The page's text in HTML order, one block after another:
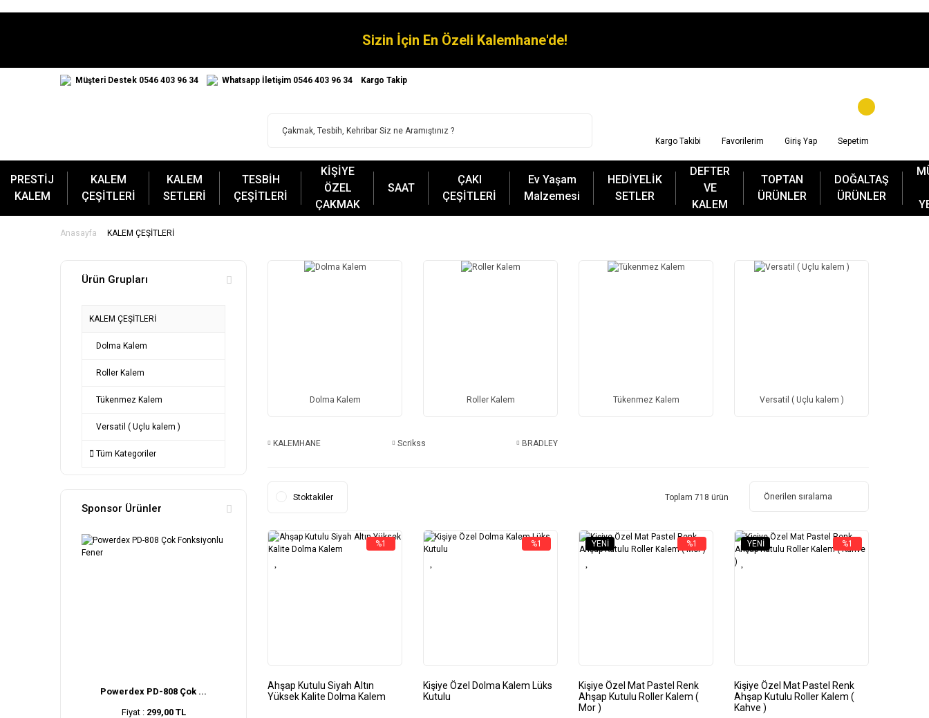
Sizin İçin En Özeli Kalemhane'de!
Müşteri Destek 0546 403 96 34 Whatsapp İletişim 0546 403 96 34 Kargo Takip
Kargo Takibi Favorilerim Giriş Yap Sepetim
PRESTİJ
KALEM
KALEM
ÇEŞİTLERİ
KALEM
SETLERİ
TESBİH
ÇEŞİTLERİ
KİŞİYE
ÖZEL
ÇAKMAK
SAAT
ÇAKI
ÇEŞİTLERİ
Ev Yaşam
Malzemesi
HEDİYELİK
SETLER
DEFTER
VE
KALEM
TOPTAN
ÜRÜNLER
DOĞALTAŞ
ÜRÜNLER
Anasayfa KALEM ÇEŞİTLERİ
Ürün Grupları
KALEM ÇEŞİTLERİ
Dolma Kalem
Roller Kalem
Tükenmez Kalem
Versatil ( Uçlu kalem )
Tüm Kategoriler
Sponsor Ürünler
Powerdex PD-808 Çok ...
Fiyat : 299,00 TL
Dolma Kalem Roller Kalem Tükenmez Kalem Versatil ( Uçlu kalem )
KALEMHANE Scrikss BRADLEY
Stoktakiler Toplam 718 ürün
%1
Ahşap Kutulu Siyah Altın
Yüksek Kalite Dolma Kalem
%1
Kişiye Özel Dolma Kalem Lüks
Kutulu
%1
YENI
Kişiye Özel Mat Pastel Renk
Ahşap Kutulu Roller Kalem (
Mor )
%1
YENI
Kişiye Özel Mat Pastel Renk
Ahşap Kutulu Roller Kalem (
Kahve )